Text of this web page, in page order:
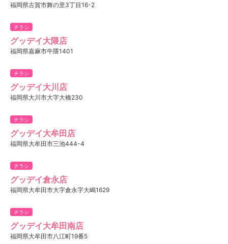
福岡県古賀市舞の里3丁目16-2
チラシ
グッデイ大隈店
福岡県嘉麻市牛隈1401
チラシ
グッデイ大川店
福岡県大川市大字大橋230
チラシ
グッデイ大牟田店
福岡県大牟田市三池444-4
チラシ
グッデイ倉永店
福岡県大牟田市大字倉永字大嶋1629
チラシ
グッデイ大牟田南店
福岡県大牟田市八江町19番5